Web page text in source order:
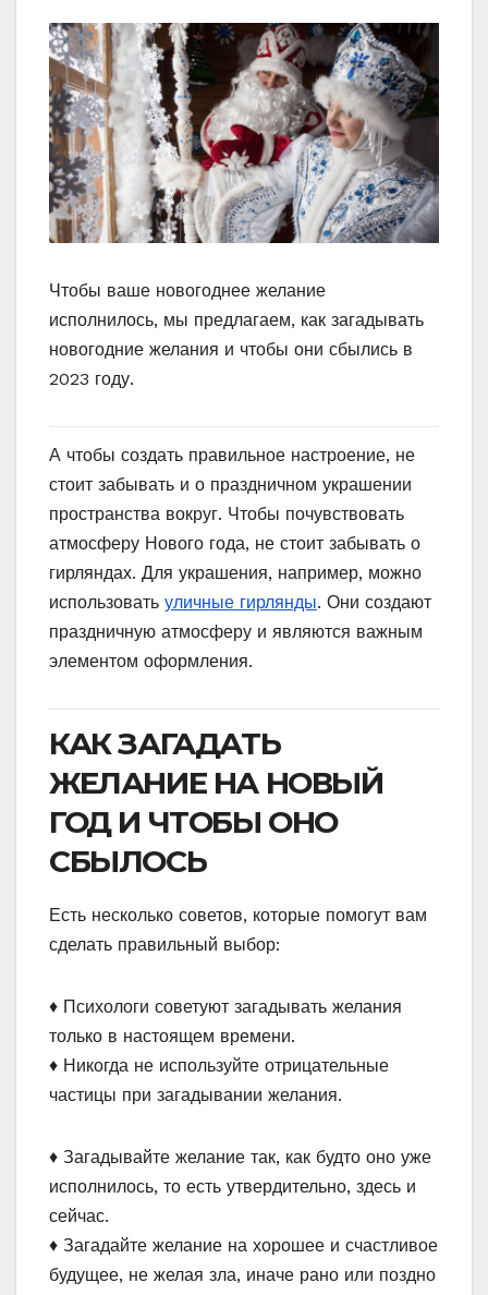
Чтобы ваше новогоднее желание
исполнилось, мы предлагаем, как загадывать
новогодние желания и чтобы они сбылись в
2023 году.
А чтобы создать правильное настроение, не
стоит забывать и о праздничном украшении
пространства вокруг. Чтобы почувствовать
атмосферу Нового года, не стоит забывать о
гирляндах. Для украшения, например, можно
использовать уличные гирлянды. Они создают
праздничную атмосферу и являются важным
элементом оформления.
КАК ЗАГАДАТЬ
ЖЕЛАНИЕ НА НОВЫЙ
ГОД И ЧТОБЫ ОНО
СБЫЛОСЬ
Есть несколько советов, которые помогут вам
сделать правильный выбор:
♦ Психологи советуют загадывать желания
только в настоящем времени.
♦ Никогда не используйте отрицательные
частицы при загадывании желания.
♦ Загадывайте желание так, как будто оно уже
исполнилось, то есть утвердительно, здесь и
сейчас.
♦ Загадайте желание на хорошее и счастливое
будущее, не желая зла, иначе рано или поздно